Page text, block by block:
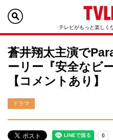
テレビがもっと楽しく
蒼井翔太主演で
ーリー『安全なビ
【コメントあり】
ドラマ